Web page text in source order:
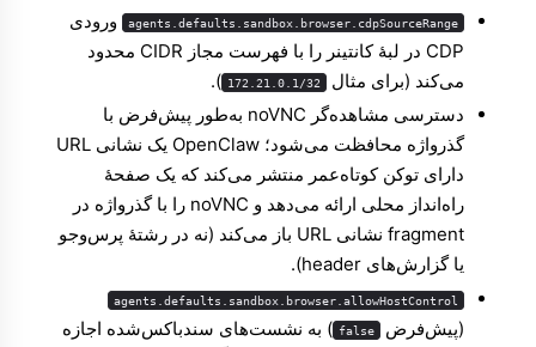
agents.defaults.sandbox.browser.cdpSourceRange ورودی
CDP در لبهٔ کانتینر را با فهرست مجاز CIDR محدود
می‌کند (برای مثال
172.21.0.1/32
).
دسترسی مشاهده‌گر noVNC به‌طور پیش‌فرض با
گذرواژه محافظت می‌شود؛ OpenClaw یک نشانی URL
دارای توکن کوتاه‌عمر منتشر می‌کند که یک صفحهٔ
راه‌انداز محلی ارائه می‌دهد و noVNC را با گذرواژه در
fragment نشانی URL باز می‌کند (نه در رشتهٔ پرس‌وجو
یا گزارش‌های header).
agents.defaults.sandbox.browser.allowHostControl
(پیش‌فرض false ) به نشست‌های سندباکس‌شده اجازه